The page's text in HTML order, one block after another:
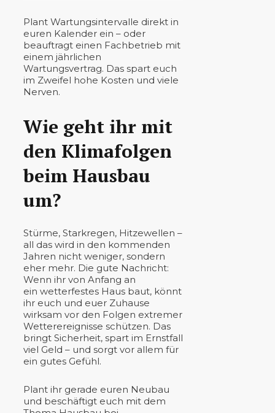
Plant Wartungsintervalle direkt in
euren Kalender ein – oder
beauftragt einen Fachbetrieb mit
einem jährlichen
Wartungsvertrag. Das spart euch
im Zweifel hohe Kosten und viele
Nerven.
Wie geht ihr mit
den Klimafolgen
beim Hausbau
um?
Stürme, Starkregen, Hitzewellen –
all das wird in den kommenden
Jahren nicht weniger, sondern
eher mehr. Die gute Nachricht:
Wenn ihr von Anfang an
ein wetterfestes Haus baut, könnt
ihr euch und euer Zuhause
wirksam vor den Folgen extremer
Wetterereignisse schützen. Das
bringt Sicherheit, spart im Ernstfall
viel Geld – und sorgt vor allem für
ein gutes Gefühl.
Plant ihr gerade euren Neubau
und beschäftigt euch mit dem